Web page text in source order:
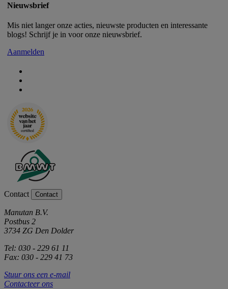
Nieuwsbrief
Mis niet langer onze acties, nieuwste producten en interessante
blogs! Schrijf je in voor onze nieuwsbrief.
Aanmelden
Contact Contact
Manutan B.V.
Postbus 2
3734 ZG Den Dolder
Tel: 030 - 229 61 11
Fax: 030 - 229 41 73
Stuur ons een e-mail
Contacteer ons